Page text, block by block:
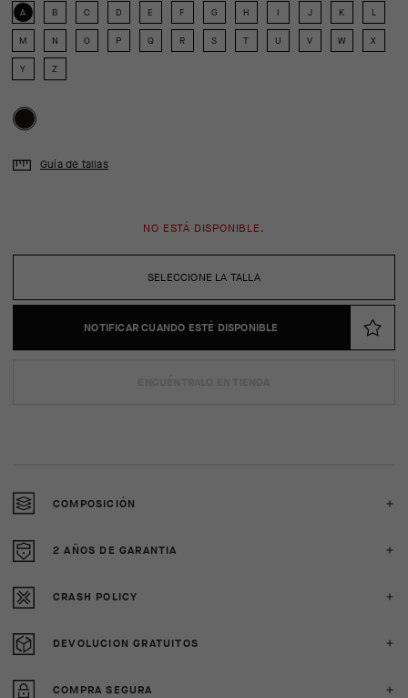
A B C D E F G H I J K L
M N O P Q R S T U V W X
Y Z
SELECCIONE LA TALLA
Guía de tallas
NO ESTÁ DISPONIBLE.
NOTIFICAR CUANDO ESTÉ DISPONIBLE
COMPOSICIÓN
2 AÑOS DE GARANTIA
CRASH POLICY
DEVOLUCION GRATUITOS
COMPRA SEGURA